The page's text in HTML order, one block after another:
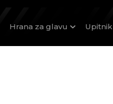
Hrana za glavu Upitnik